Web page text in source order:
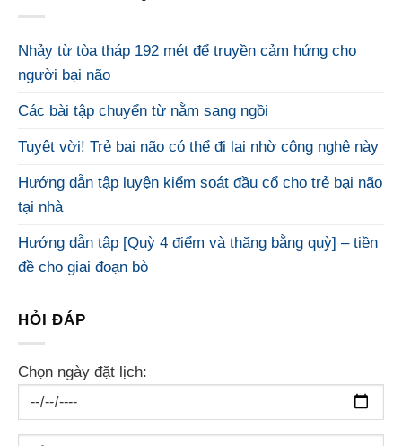
Nhảy từ tòa tháp 192 mét để truyền cảm hứng cho
người bại não
Các bài tập chuyển từ nằm sang ngồi
Tuyệt vời! Trẻ bại não có thể đi lại nhờ công nghệ này
Hướng dẫn tập luyện kiểm soát đầu cổ cho trẻ bại não
tại nhà
Hướng dẫn tập [Quỳ 4 điểm và thăng bằng quỳ] – tiền
đề cho giai đoạn bò
HỎI ĐÁP
Chọn ngày đặt lịch: